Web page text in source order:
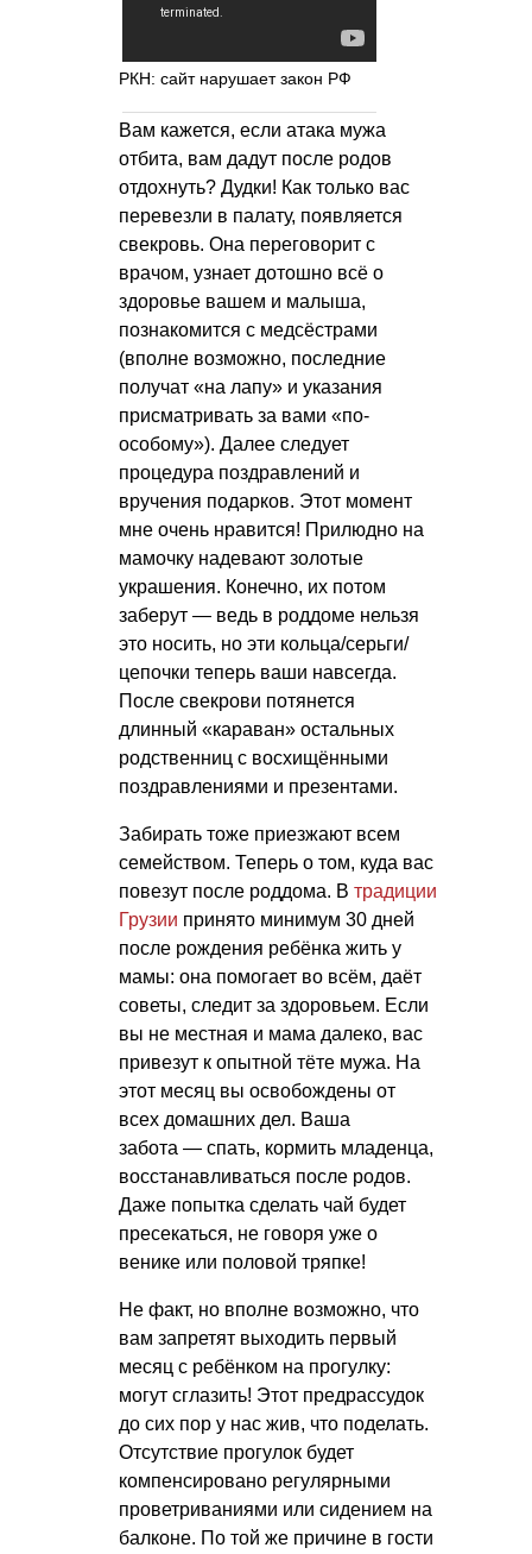
РКН: сайт нарушает закон РФ
Вам кажется, если атака мужа
отбита, вам дадут после родов
отдохнуть? Дудки! Как только вас
перевезли в палату, появляется
свекровь. Она переговорит с
врачом, узнает дотошно всё о
здоровье вашем и малыша,
познакомится с медсёстрами
(вполне возможно, последние
получат «на лапу» и указания
присматривать за вами «по-
особому»). Далее следует
процедура поздравлений и
вручения подарков. Этот момент
мне очень нравится! Прилюдно на
мамочку надевают золотые
украшения. Конечно, их потом
заберут — ведь в роддоме нельзя
это носить, но эти кольца/серьги/
цепочки теперь ваши навсегда.
После свекрови потянется
длинный «караван» остальных
родственниц с восхищёнными
поздравлениями и презентами.
Забирать тоже приезжают всем
семейством. Теперь о том, куда вас
повезут после роддома. В традиции
Грузии принято минимум 30 дней
после рождения ребёнка жить у
мамы: она помогает во всём, даёт
советы, следит за здоровьем. Если
вы не местная и мама далеко, вас
привезут к опытной тёте мужа. На
этот месяц вы освобождены от
всех домашних дел. Ваша
забота — спать, кормить младенца,
восстанавливаться после родов.
Даже попытка сделать чай будет
пресекаться, не говоря уже о
венике или половой тряпке!
Не факт, но вполне возможно, что
вам запретят выходить первый
месяц с ребёнком на прогулку:
могут сглазить! Этот предрассудок
до сих пор у нас жив, что поделать.
Отсутствие прогулок будет
компенсировано регулярными
проветриваниями или сидением на
балконе. По той же причине в гости